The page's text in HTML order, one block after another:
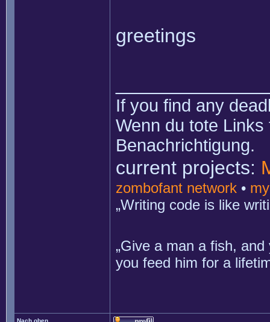
greetings
If you find any
Wenn du tote
Benachrichtigung.
current projects:
zombofant network •
„Writing code is like
„Give a man a fish,
you feed him for a
Nach oben